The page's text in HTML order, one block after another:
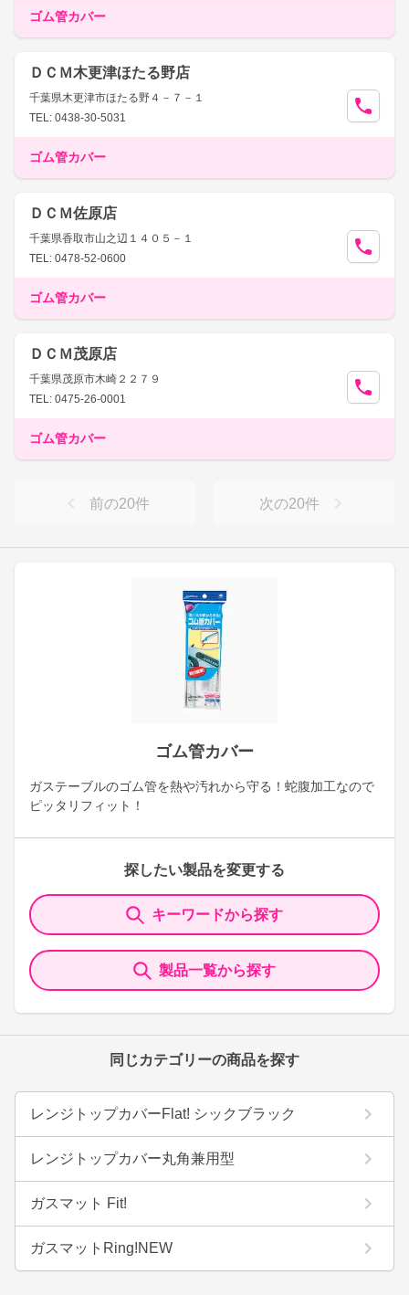
ゴム管カバー
ガステーブルのゴム管を熱や汚れから守る！蛇腹加工なので
ピッタリフィット！
探したい製品を変更する
キーワードから探す
製品一覧から探す
同じカテゴリーの商品を探す
レンジトップカバーFlat! シックブラック
レンジトップカバー丸角兼用型
ガスマット Fit!
ガスマットRing!NEW
ゴム管カバー
ＤＣＭ木更津ほたる野店
千葉県木更津市ほたる野４－７－１
TEL: 0438-30-5031
ゴム管カバー
ＤＣＭ佐原店
千葉県香取市山之辺１４０５－１
TEL: 0478-52-0600
ゴム管カバー
ＤＣＭ茂原店
千葉県茂原市木崎２２７９
TEL: 0475-26-0001
ゴム管カバー
前の20件 次の20件